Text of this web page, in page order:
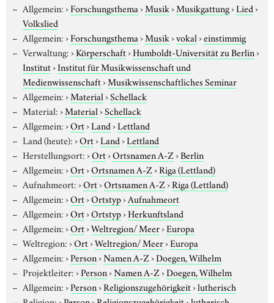
Allgemein:›Forschungsthema›Musik›Musikgattung›Lied›
Volkslied
Allgemein:›Forschungsthema›Musik›vokal›einstimmig
Verwaltung:›Körperschaft›Humboldt-Universität zu Berlin›
Institut›Institut für Musikwissenschaft und
Medienwissenschaft›Musikwissenschaftliches Seminar
Allgemein:›Material›Schellack
Material:›Material›Schellack
Allgemein:›Ort›Land›Lettland
Land (heute):›Ort›Land›Lettland
Herstellungsort:›Ort›Ortsnamen A-Z›Berlin
Allgemein:›Ort›Ortsnamen A-Z›Riga (Lettland)
Aufnahmeort:›Ort›Ortsnamen A-Z›Riga (Lettland)
Allgemein:›Ort›Ortstyp›Aufnahmeort
Allgemein:›Ort›Ortstyp›Herkunftsland
Allgemein:›Ort›Weltregion/ Meer›Europa
Weltregion:›Ort›Weltregion/ Meer›Europa
Allgemein:›Person›Namen A-Z›Doegen, Wilhelm
Projektleiter:›Person›Namen A-Z›Doegen, Wilhelm
Allgemein:›Person›Religionszugehörigkeit›lutherisch